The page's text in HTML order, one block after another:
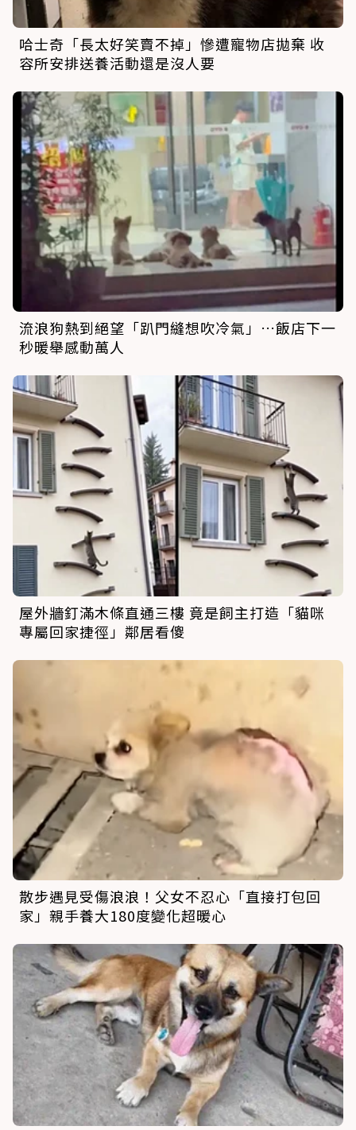
哈士奇「長太好笑賣不掉」慘遭寵物店拋棄 收
容所安排送養活動還是沒人要
流浪狗熱到絕望「趴門縫想吹冷氣」…飯店下一
秒暖舉感動萬人
屋外牆釘滿木條直通三樓 竟是飼主打造「貓咪
專屬回家捷徑」鄰居看傻
散步遇見受傷浪浪！父女不忍心「直接打包回
家」親手養大180度變化超暖心